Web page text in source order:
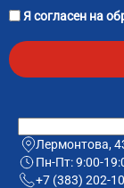
Я согласен на
Лермонтова,
Пн-Пт: 9:00-
+7 (383) 202-